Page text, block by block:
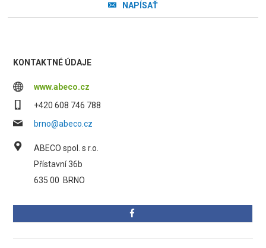
NAPÍSAŤ
KONTAKTNÉ ÚDAJE
www.abeco.cz
+420 608 746 788
brno@abeco.cz
ABECO spol. s r.o.
Přístavní 36b
635 00 BRNO